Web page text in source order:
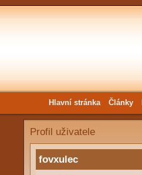
Hlavní stránka Články
Profil uživatele
fovxulec